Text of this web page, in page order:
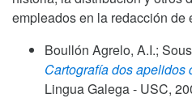
empleados en la redacción de
Boullón Agrelo, A.I.;
Cartografía dos apelidos
Lingua Galega - USC,